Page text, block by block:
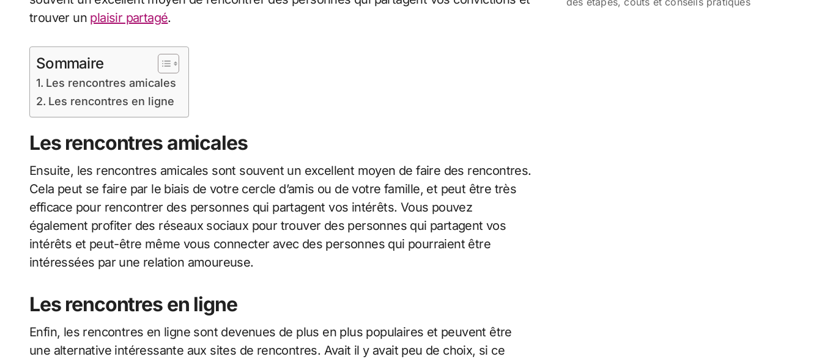
trouver un plaisir partagé.
Sommaire
Les rencontres amicales
Les rencontres en ligne
Les rencontres amicales
Ensuite, les rencontres amicales sont souvent un excellent moyen de faire des rencontres.
Cela peut se faire par le biais de votre cercle d’amis ou de votre famille, et peut être très
efficace pour rencontrer des personnes qui partagent vos intérêts. Vous pouvez
également profiter des réseaux sociaux pour trouver des personnes qui partagent vos
intérêts et peut-être même vous connecter avec des personnes qui pourraient être
intéressées par une relation amoureuse.
Les rencontres en ligne
Enfin, les rencontres en ligne sont devenues de plus en plus populaires et peuvent être
une alternative intéressante aux sites de rencontres. Avait il y avait peu de choix, si ce